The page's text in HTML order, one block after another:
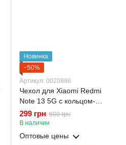
Новинка
−50%
Артикул: 0020886
Чехол для Xiaomi Redmi
Note 13 5G с кольцом-
подставкой с золотой
окантовкой на редми нот 13
черный gs1
299 грн 600 грн
В наличии
Оптовые цены